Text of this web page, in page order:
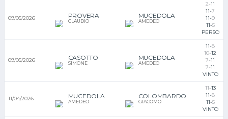
09/05/2026 PROVERA
CLAUDIO
MUCEDOLA
AMEDEO
2-11
11-7
11-9
11-5
PERSO
09/05/2026 CASOTTO
SIMONE
MUCEDOLA
AMEDEO
11-8
10-12
7-11
7-11
VINTO
11/04/2026 MUCEDOLA
AMEDEO
COLOMBARDO
GIACOMO
11-13
11-8
11-5
VINTO